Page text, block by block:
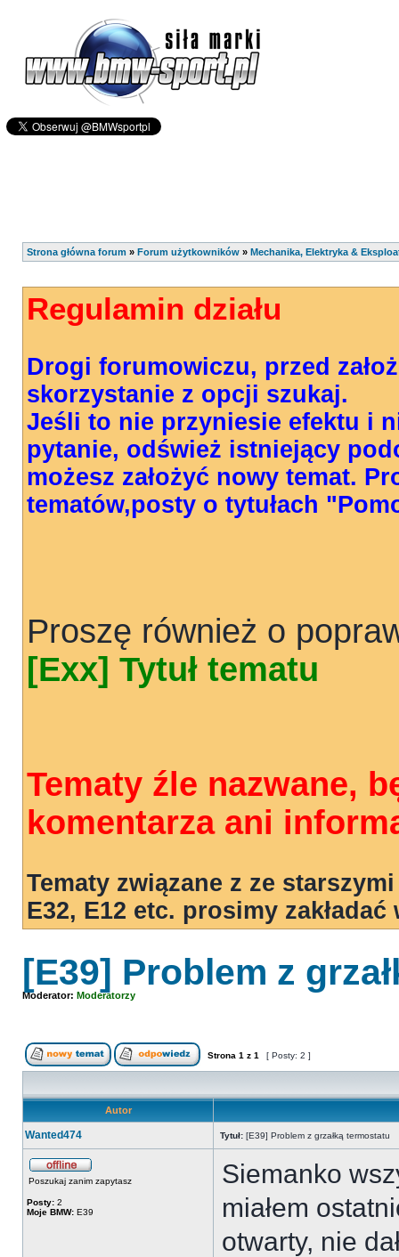
Strona główna forum » Forum użytkowników » Mechanika, Elektryka &
Regulamin działu
Drogi forumowiczu, przed
skorzystanie z opcji szukaj.
Jeśli to nie przyniesie efektu i
pytanie, odśwież istniejący
możesz założyć nowy temat.
tematów,posty o tytułach
Proszę również o
[Exx] Tytuł tematu
Tematy źle nazwane,
komentarza ani
Tematy związane z ze
E32, E12 etc. prosimy
[E39] Problem z
Moderator: Moderatorzy
Strona 1 z 1 [ Posty: 2 ]
Autor
Wanted474 Tytuł: [E39] Problem z grzałką termostatu
Poszukaj zanim zapytasz
Posty: 2
Moje BMW: E39
Siemanko
miałem
otwarty, nie